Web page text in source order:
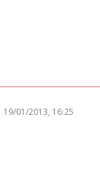
19/01/2013, 16:25